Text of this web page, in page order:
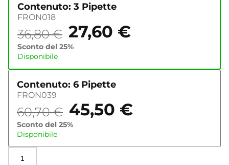
Contenuto: 3 Pipette
FRON018
36,80€ 27,60 €
Sconto del 25%
Disponibile
Contenuto: 6 Pipette
FRON039
60,70€ 45,50 €
Sconto del 25%
Disponibile